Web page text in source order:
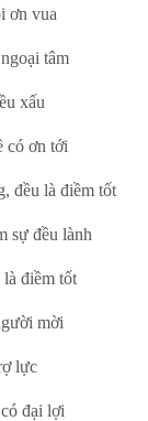
vua
tâm
xấu
ơn tới
là điềm tốt
đều lành
điềm tốt
mời
lực
đại lợi